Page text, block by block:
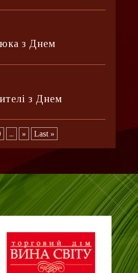
з Днем
з Днем
... » Last »